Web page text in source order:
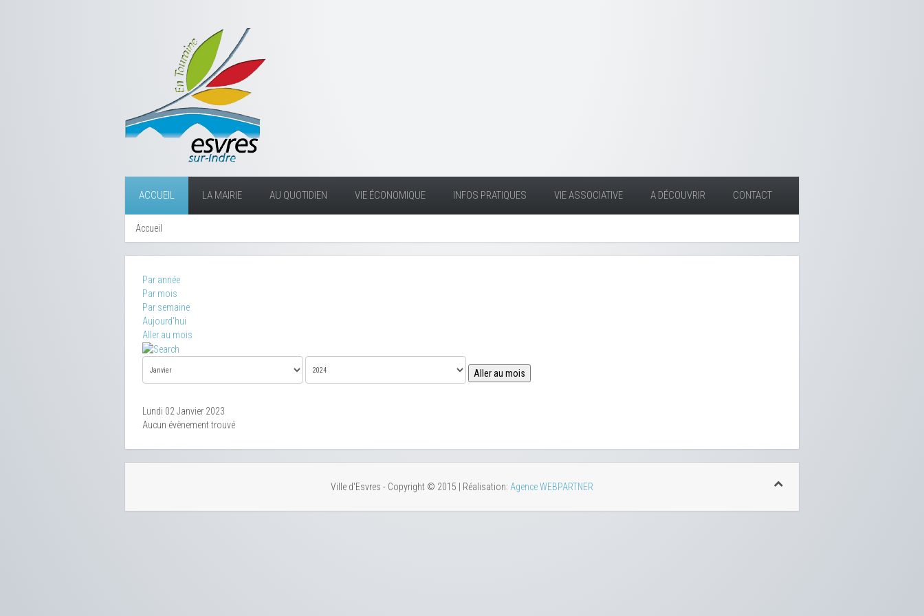
ACCUEIL LA MAIRIE AU QUOTIDIEN VIE ÉCONOMIQUE INFOS PRATIQUES VIE ASSOCIATIVE A DÉCOUVRIR CONTACT
Accueil
Par année
Par mois
Par semaine
Aujourd'hui
Aller au mois
Aller au mois
Lundi 02 Janvier 2023
Aucun évènement trouvé
Ville d'Esvres - Copyright © 2015 | Réalisation: Agence WEBPARTNER